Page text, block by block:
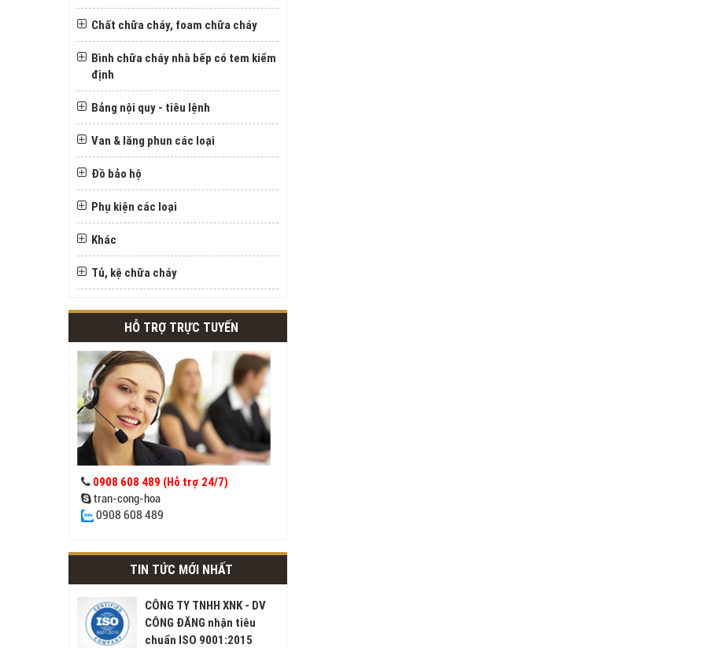
Chất chữa cháy, foam chữa cháy
Bình chữa cháy nhà bếp có tem kiểm
định
Bảng nội quy - tiêu lệnh
Van & lăng phun các loại
Đồ bảo hộ
Phụ kiện các loại
Khác
Tủ, kệ chữa cháy
HỖ TRỢ TRỰC TUYẾN
0908 608 489 (Hỗ trợ 24/7)
tran-cong-hoa
0908 608 489
TIN TỨC MỚI NHẤT
CÔNG TY TNHH XNK - DV
CÔNG ĐĂNG nhận tiêu
chuẩn ISO 9001:2015